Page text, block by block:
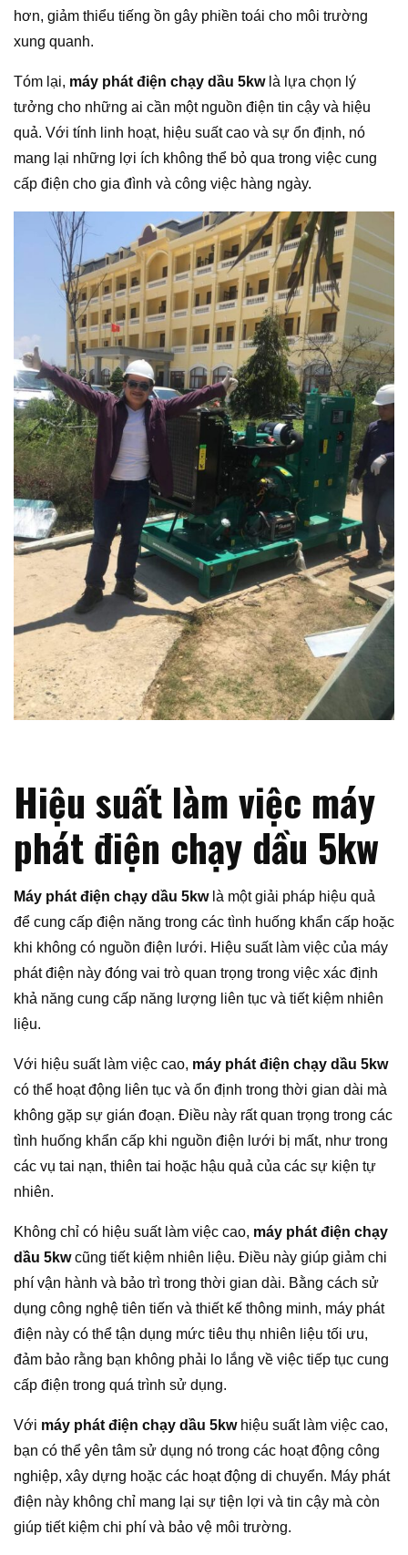
hơn, giảm thiểu tiếng ồn gây phiền toái cho môi trường
xung quanh.
Tóm lại, máy phát điện chạy dầu 5kwlà lựa chọn lý
tưởng cho những ai cần một nguồn điện tin cậy và hiệu
quả. Với tính linh hoạt, hiệu suất cao và sự ổn định, nó
mang lại những lợi ích không thể bỏ qua trong việc cung
cấp điện cho gia đình và công việc hàng ngày.
Hiệu suất làm việc máy
phát điện chạy dầu 5kw
Máy phát điện chạy dầu 5kwlà một giải pháp hiệu quả
để cung cấp điện năng trong các tình huống khẩn cấp hoặc
khi không có nguồn điện lưới. Hiệu suất làm việc của máy
phát điện này đóng vai trò quan trọng trong việc xác định
khả năng cung cấp năng lượng liên tục và tiết kiệm nhiên
liệu.
Với hiệu suất làm việc cao, máy phát điện chạy dầu 5kw
có thể hoạt động liên tục và ổn định trong thời gian dài mà
không gặp sự gián đoạn. Điều này rất quan trọng trong các
tình huống khẩn cấp khi nguồn điện lưới bị mất, như trong
các vụ tai nạn, thiên tai hoặc hậu quả của các sự kiện tự
nhiên.
Không chỉ có hiệu suất làm việc cao, máy phát điện chạy
dầu 5kwcũng tiết kiệm nhiên liệu. Điều này giúp giảm chi
phí vận hành và bảo trì trong thời gian dài. Bằng cách sử
dụng công nghệ tiên tiến và thiết kế thông minh, máy phát
điện này có thể tận dụng mức tiêu thụ nhiên liệu tối ưu,
đảm bảo rằng bạn không phải lo lắng về việc tiếp tục cung
cấp điện trong quá trình sử dụng.
Với máy phát điện chạy dầu 5kwhiệu suất làm việc cao,
bạn có thể yên tâm sử dụng nó trong các hoạt động công
nghiệp, xây dựng hoặc các hoạt động di chuyển. Máy phát
điện này không chỉ mang lại sự tiện lợi và tin cậy mà còn
giúp tiết kiệm chi phí và bảo vệ môi trường.